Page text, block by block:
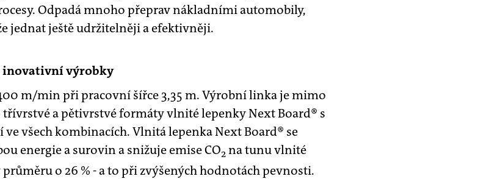
Odpadá mnoho přeprav nákladními automobily,
jednat ještě udržitelněji a efektivněji.
inovativní výrobky
m/min při pracovní šířce 3,35 m. Výrobní linka je mimo
a pětivrstvé formáty vlnité lepenky Next Board® s
ve všech kombinacích. Vlnitá lepenka Next Board® se
energie a surovin a snižuje emise CO2 na tunu vlnité
o 26 % - a to při zvýšených hodnotách pevnosti.